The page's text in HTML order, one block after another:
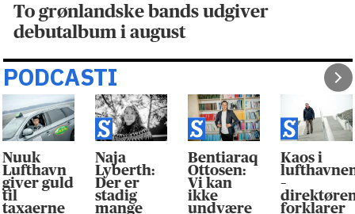
To grønlandske bands udgiver
debutalbum i august
PODCASTI
Nuuk
Lufthavn
giver guld
til
taxaerne
Naja
Lyberth:
Der er
stadig
mange
Bentiaraq
Ottosen:
Vi kan
ikke
undvære
Kaos i
–
forklarer